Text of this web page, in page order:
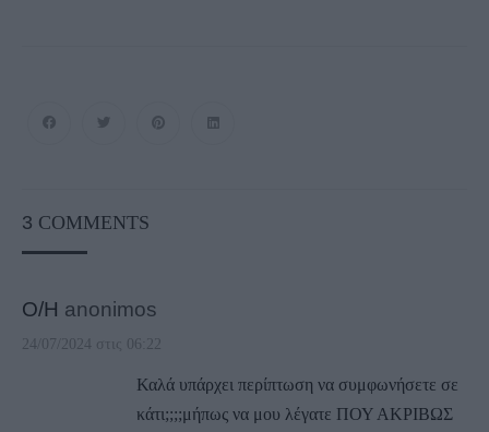
3 COMMENTS
Ο/Η anonimos
24/07/2024 στις 06:22
Καλά υπάρχει περίπτωση να συμφωνήσετε σε
κάτι;;;;μήπως να μου λέγατε ΠΟΥ ΑΚΡΙΒΩΣ